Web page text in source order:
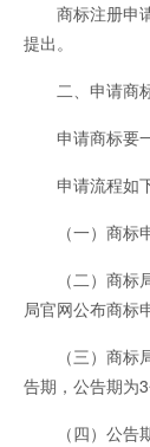
商标注册申请
提出。
二、申请商标
申请商标要一
申请流程如
（一）商标申
（二）商标局
局官网公布商标
（三）商标局
告期，公告期为
（四）公告期